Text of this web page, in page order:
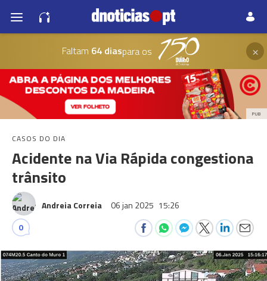
Faltam 64 diaspara os ×
PUB
CASOS DO DIA
Acidente na Via Rápida congestiona
trânsito
Andreia Correia 06 jan 2025 15:26
0